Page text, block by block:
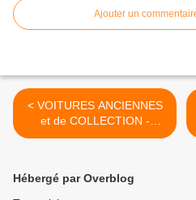
Ajouter un
< VOITURES ANCIENNES
et de COLLECTION -
NOUVEAU
MESNIL SAINT-DENIS (78).
Hébergé par Overblog